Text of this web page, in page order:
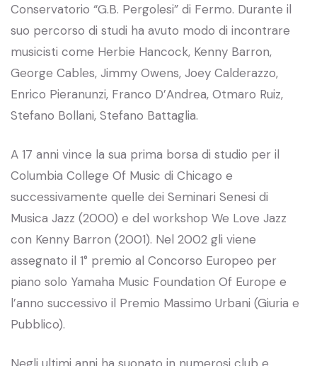
Conservatorio “G.B. Pergolesi” di Fermo. Durante il
suo percorso di studi ha avuto modo di incontrare
musicisti come Herbie Hancock, Kenny Barron,
George Cables, Jimmy Owens, Joey Calderazzo,
Enrico Pieranunzi, Franco D’Andrea, Otmaro Ruiz,
Stefano Bollani, Stefano Battaglia.
A 17 anni vince la sua prima borsa di studio per il
Columbia College Of Music di Chicago e
successivamente quelle dei Seminari Senesi di
Musica Jazz (2000) e del workshop We Love Jazz
con Kenny Barron (2001). Nel 2002 gli viene
assegnato il 1° premio al Concorso Europeo per
piano solo Yamaha Music Foundation Of Europe e
l’anno successivo il Premio Massimo Urbani (Giuria e
Pubblico).